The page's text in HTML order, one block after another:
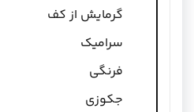
گرمایش از کف
سرامیک
فرنگی
جکوزی